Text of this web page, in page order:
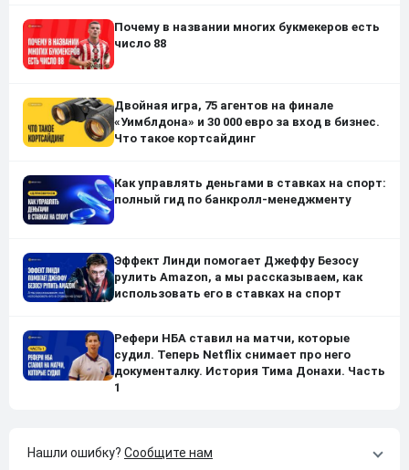
Почему в названии многих букмекеров есть
число 88
Двойная игра, 75 агентов на финале
«Уимблдона» и 30 000 евро за вход в бизнес.
Что такое кортсайдинг
Как управлять деньгами в ставках на спорт:
полный гид по банкролл-менеджменту
Эффект Линди помогает Джеффу Безосу
рулить Amazon, а мы рассказываем, как
использовать его в ставках на спорт
Рефери НБА ставил на матчи, которые
судил. Теперь Netflix снимает про него
документалку. История Тима Донахи. Часть
1
Нашли ошибку? Сообщите нам